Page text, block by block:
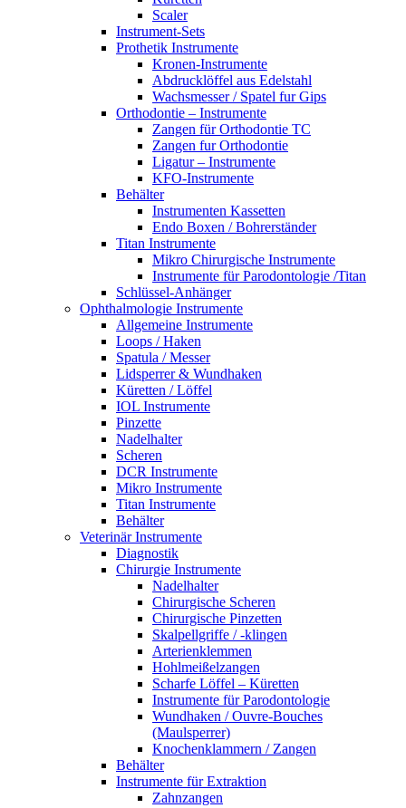
Scaler
Instrument-Sets
Prothetik Instrumente
Kronen-Instrumente
Abdrucklöffel aus Edelstahl
Wachsmesser / Spatel fur Gips
Orthodontie – Instrumente
Zangen für Orthodontie TC
Zangen fur Orthodontie
Ligatur – Instrumente
KFO-Instrumente
Behälter
Instrumenten Kassetten
Endo Boxen / Bohrerständer
Titan Instrumente
Mikro Chirurgische Instrumente
Instrumente für Parodontologie /Titan
Schlüssel-Anhänger
Ophthalmologie Instrumente
Allgemeine Instrumente
Loops / Haken
Spatula / Messer
Lidsperrer & Wundhaken
Küretten / Löffel
IOL Instrumente
Pinzette
Nadelhalter
Scheren
DCR Instrumente
Mikro Instrumente
Titan Instrumente
Behälter
Veterinär Instrumente
Diagnostik
Chirurgie Instrumente
Nadelhalter
Chirurgische Scheren
Chirurgische Pinzetten
Skalpellgriffe / -klingen
Arterienklemmen
Hohlmeißelzangen
Scharfe Löffel – Küretten
Instrumente für Parodontologie
Wundhaken / Ouvre-Bouches
(Maulsperrer)
Knochenklammern / Zangen
Behälter
Instrumente für Extraktion
Zahnzangen